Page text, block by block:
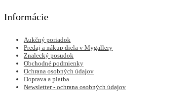
Informácie
Aukčný poriadok
Predaj a nákup diela v Mygallery
Znalecký posudok
Obchodné podmienky
Ochrana osobných údajov
Doprava a platba
Newsletter - ochrana osobných údajov